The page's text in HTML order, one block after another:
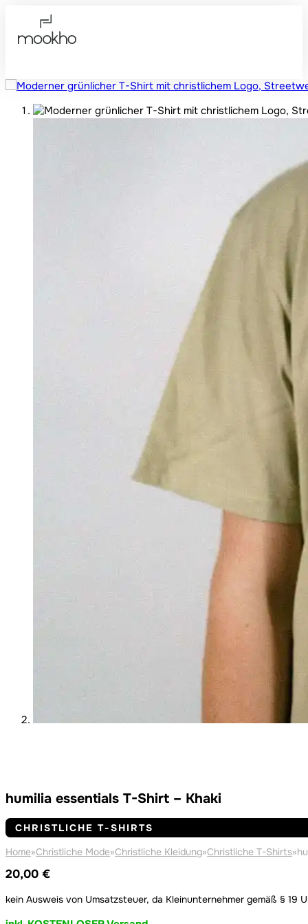
humilia essentials T-Shirt – Khaki
CHRISTLICHE T-SHIRTS
Home»Christliche Mode»Christliche Kleidung»Christliche T-Shirts»
20,00 €
kein Ausweis von Umsatzsteuer, da Kleinunternehmer gemäß § 19